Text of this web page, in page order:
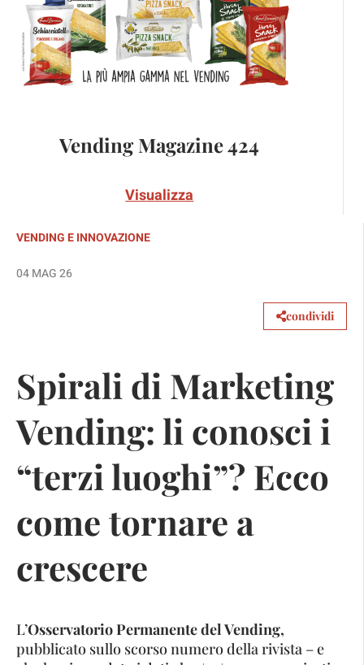
Vending Magazine 424
Visualizza
VENDING E INNOVAZIONE
04 MAG 26
condividi
Spirali di Marketing
Vending: li conosci i
“terzi luoghi”? Ecco
come tornare a
crescere
L’Osservatorio Permanente del Vending,
pubblicato sullo scorso numero della rivista – e